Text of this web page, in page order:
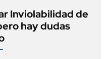
Inviolabilidad de
hay dudas